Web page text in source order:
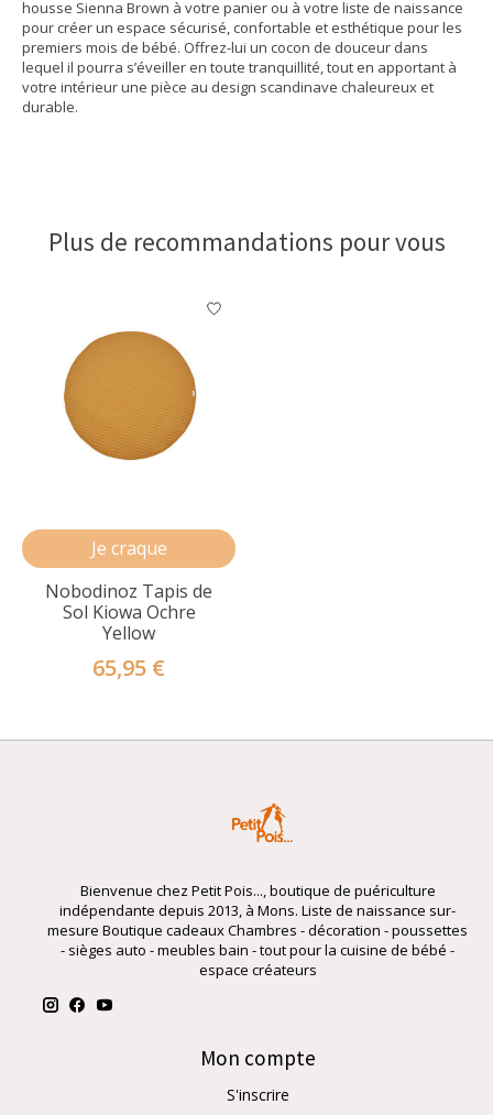
housse Sienna Brown à votre panier ou à votre liste de naissance
pour créer un espace sécurisé, confortable et esthétique pour les
premiers mois de bébé. Offrez-lui un cocon de douceur dans
lequel il pourra s’éveiller en toute tranquillité, tout en apportant à
votre intérieur une pièce au design scandinave chaleureux et
durable.
Plus de recommandations pour vous
Articles du carrousel de produits
Je craque
Nobodinoz Tapis de
Sol Kiowa Ochre
Yellow
65,95 €
Bienvenue chez Petit Pois..., boutique de puériculture
indépendante depuis 2013, à Mons. Liste de naissance sur-
mesure Boutique cadeaux Chambres - décoration - poussettes
- sièges auto - meubles bain - tout pour la cuisine de bébé -
espace créateurs
Mon compte
S'inscrire